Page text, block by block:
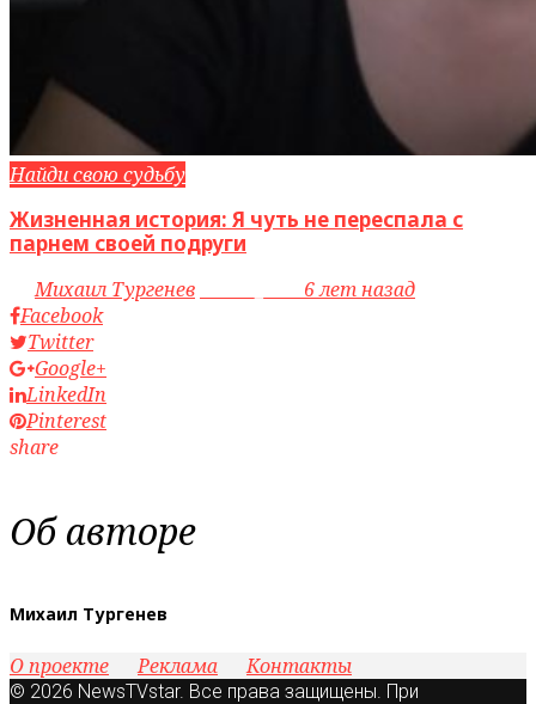
Найди свою судьбу
Жизненная история: Я чуть не переспала с
парнем своей подруги
byМихаил Тургенев
6 лет назад
Facebook
Twitter
Google+
LinkedIn
Pinterest
share
Об авторе
Михаил Тургенев
О проекте Реклама Контакты
© 2026 NewsTVstar. Все права защищены. При